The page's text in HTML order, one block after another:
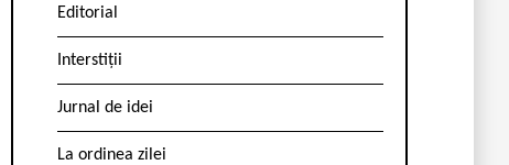
Editorial
Interstiții
Jurnal de idei
La ordinea zilei